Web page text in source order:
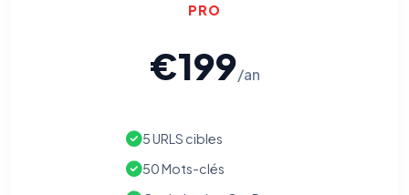
PRO
€199/an
5 URLS cibles
50 Mots-clés